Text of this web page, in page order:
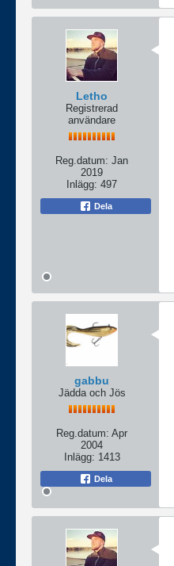
Letho
Registrerad
användare
Reg.datum: Jan
2019
Inlägg: 497
Dela
gabbu
Jädda och Jös
Reg.datum: Apr
2004
Inlägg: 1413
Dela